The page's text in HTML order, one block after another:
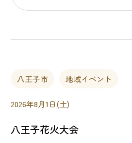
八王子市 地域イベント
2026年8月1日(土)
八王子花火大会